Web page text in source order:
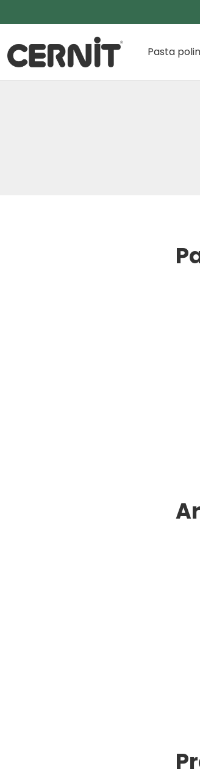
Cernit Une qualité haut de gamme
Pasta